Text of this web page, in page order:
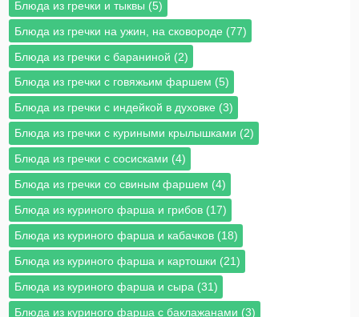
Блюда из гречки и тыквы (5)
Блюда из гречки на ужин, на сковороде (77)
Блюда из гречки с бараниной (2)
Блюда из гречки с говяжьим фаршем (5)
Блюда из гречки с индейкой в духовке (3)
Блюда из гречки с куриными крылышками (2)
Блюда из гречки с сосисками (4)
Блюда из гречки со свиным фаршем (4)
Блюда из куриного фарша и грибов (17)
Блюда из куриного фарша и кабачков (18)
Блюда из куриного фарша и картошки (21)
Блюда из куриного фарша и сыра (31)
Блюда из куриного фарша с баклажанами (3)